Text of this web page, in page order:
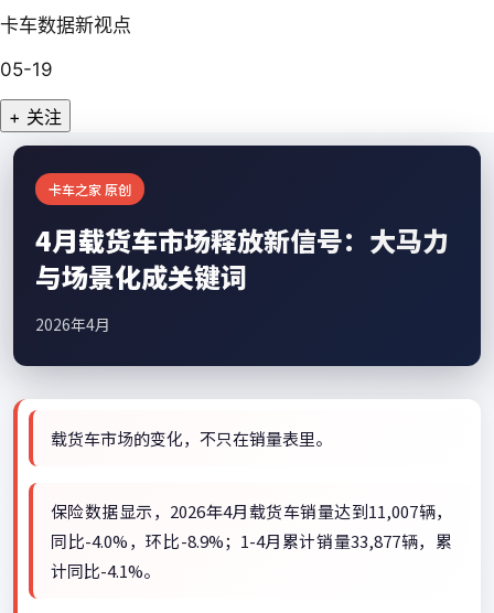
卡车数据新视点
05-19
+ 关注
卡车之家 原创
4月载货车市场释放新信号：大马力
与场景化成关键词
2026年4月
载货车市场的变化，不只在销量表里。
保险数据显示，2026年4月载货车销量达到11,007辆，
同比-4.0%，环比-8.9%；1-4月累计销量33,877辆，累
计同比-4.1%。